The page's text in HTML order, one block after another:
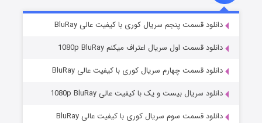
قسمت۸ (زیرنویس) منتشر شد
دانلود قسمت پنجم سریال کوری با کیفیت عالی BluRay
دانلود قسمت اول سریال اعتراف میکنم 1080p BluRay
دانلود قسمت چهارم سریال کوری با کیفیت عالی BluRay
دانلود سریال بیست و یک با کیفیت عالی 1080p BluRay
دانلود قسمت سوم سریال کوری با کیفیت عالی BluRay